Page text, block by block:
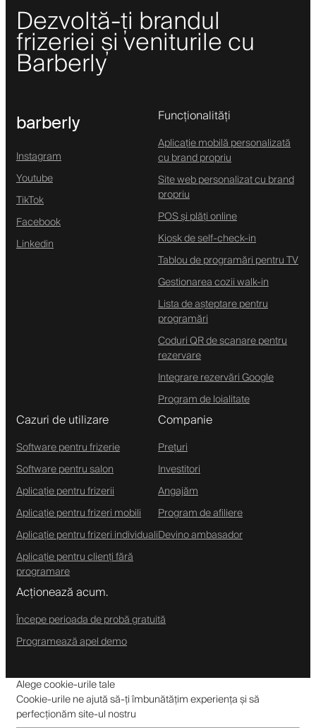
Dezvoltă-ți brandul
frizeriei și veniturile cu
Barberly
barberly
Instagram
Youtube
TikTok
Facebook
Linkedin
Funcționalități
Aplicație mobilă personalizată
cu brand propriu
Site web personalizat cu brand
propriu
POS și plăți online
Kiosk de self-check-in
Tablou de programări pentru TV
Gestionarea cozii walk-in
Lista de așteptare pentru
programări
Coduri QR de scanare pentru
rezervare
Integrare rezervări Google
Program de loialitate
Cazuri de utilizare
Software pentru frizerie
Software pentru salon
Aplicație pentru frizerii
Aplicație pentru frizeri mobili
Aplicație pentru frizeri individuali
Aplicație pentru clienți fără
programare
Companie
Prețuri
Investitori
Angajăm
Program de afiliere
Devino ambasador
Acționează acum.
Începe perioada de probă gratuită
Programează apel demo
Alege cookie-urile tale
Cookie-urile ne ajută să-ți îmbunătățim experiența și să
perfecționăm site-ul nostru